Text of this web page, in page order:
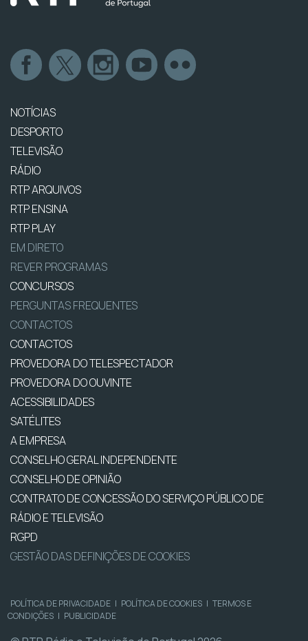
NOTÍCIAS
DESPORTO
TELEVISÃO
RÁDIO
RTP ARQUIVOS
RTP ENSINA
RTP PLAY
EM DIRETO
REVER PROGRAMAS
CONCURSOS
PERGUNTAS FREQUENTES
CONTACTOS
CONTACTOS
PROVEDORA DO TELESPECTADOR
PROVEDORA DO OUVINTE
ACESSIBILIDADES
SATÉLITES
A EMPRESA
CONSELHO GERAL INDEPENDENTE
CONSELHO DE OPINIÃO
CONTRATO DE CONCESSÃO DO SERVIÇO PÚBLICO DE
RÁDIO E TELEVISÃO
RGPD
GESTÃO DAS DEFINIÇÕES DE COOKIES
POLÍTICA DE PRIVACIDADE | POLÍTICA DE COOKIES | TERMOS E
CONDIÇÕES | PUBLICIDADE